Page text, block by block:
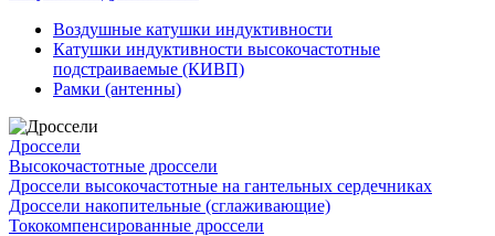
Воздушные катушки индуктивности
Катушки индуктивности высокочастотные
подстраиваемые (КИВП)
Рамки (антенны)
Дроссели
Высокочастотные дроссели
Дроссели высокочастотные на гантельных сердечниках
Дроссели накопительные (сглаживающие)
Тококомпенсированные дроссели